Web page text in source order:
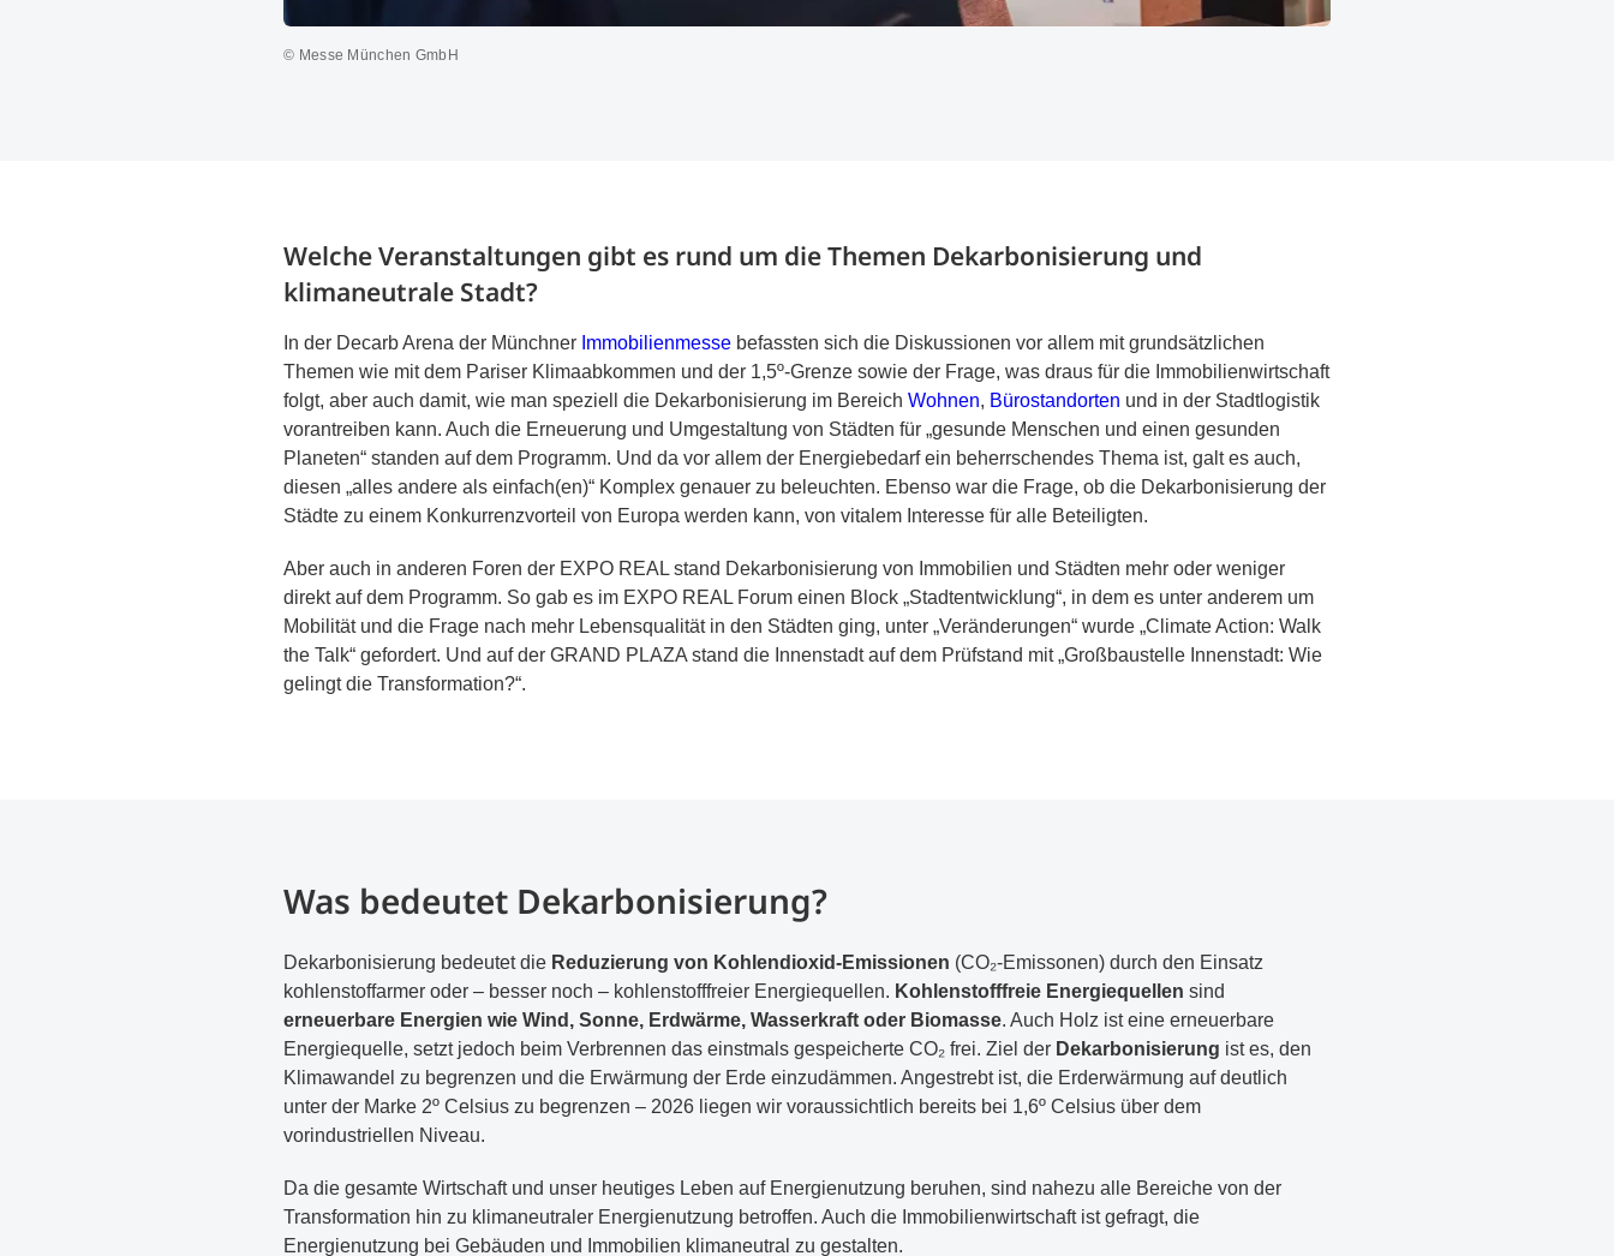
© Messe München GmbH
Welche Veranstaltungen gibt es rund um die Themen Dekarbonisierung und
klimaneutrale Stadt?
In der Decarb Arena der Münchner Immobilienmesse befassten sich die Diskussionen vor allem mit grundsätzlichen
Themen wie mit dem Pariser Klimaabkommen und der 1,5º-Grenze sowie der Frage, was draus für die Immobilienwirtschaft
folgt, aber auch damit, wie man speziell die Dekarbonisierung im Bereich Wohnen, Bürostandorten und in der Stadtlogistik
vorantreiben kann. Auch die Erneuerung und Umgestaltung von Städten für „gesunde Menschen und einen gesunden
Planeten“ standen auf dem Programm. Und da vor allem der Energiebedarf ein beherrschendes Thema ist, galt es auch,
diesen „alles andere als einfach(en)“ Komplex genauer zu beleuchten. Ebenso war die Frage, ob die Dekarbonisierung der
Städte zu einem Konkurrenzvorteil von Europa werden kann, von vitalem Interesse für alle Beteiligten.
Aber auch in anderen Foren der EXPO REAL stand Dekarbonisierung von Immobilien und Städten mehr oder weniger
direkt auf dem Programm. So gab es im EXPO REAL Forum einen Block „Stadtentwicklung“, in dem es unter anderem um
Mobilität und die Frage nach mehr Lebensqualität in den Städten ging, unter „Veränderungen“ wurde „Climate Action: Walk
the Talk“ gefordert. Und auf der GRAND PLAZA stand die Innenstadt auf dem Prüfstand mit „Großbaustelle Innenstadt: Wie
gelingt die Transformation?“.
Was bedeutet Dekarbonisierung?
Dekarbonisierung bedeutet die Reduzierung von Kohlendioxid-Emissionen (CO₂-Emissonen) durch den Einsatz
kohlenstoffarmer oder – besser noch – kohlenstofffreier Energiequellen. Kohlenstofffreie Energiequellen sind
erneuerbare Energien wie Wind, Sonne, Erdwärme, Wasserkraft oder Biomasse. Auch Holz ist eine erneuerbare
Energiequelle, setzt jedoch beim Verbrennen das einstmals gespeicherte CO₂ frei. Ziel der Dekarbonisierung ist es, den
Klimawandel zu begrenzen und die Erwärmung der Erde einzudämmen. Angestrebt ist, die Erderwärmung auf deutlich
unter der Marke 2º Celsius zu begrenzen – 2026 liegen wir voraussichtlich bereits bei 1,6º Celsius über dem
vorindustriellen Niveau.
Da die gesamte Wirtschaft und unser heutiges Leben auf Energienutzung beruhen, sind nahezu alle Bereiche von der
Transformation hin zu klimaneutraler Energienutzung betroffen. Auch die Immobilienwirtschaft ist gefragt, die
Energienutzung bei Gebäuden und Immobilien klimaneutral zu gestalten.